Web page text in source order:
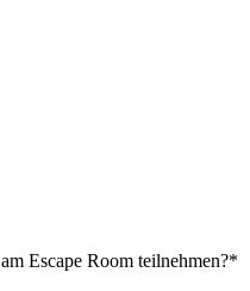
Escape Room teilnehmen?*